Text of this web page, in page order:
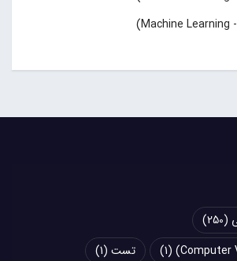
(250)
(1) تست (1)